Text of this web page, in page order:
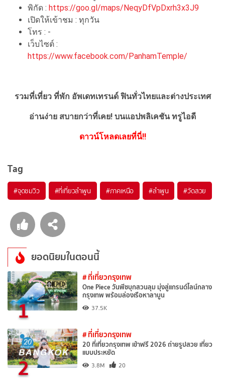
พิกัด : https://goo.gl/maps/NeqyDfVpDxrh3x3J9
เปิดให้เข้าชม : ทุกวัน
โทร : -
เว็บไซต์ :
https://www.facebook.com/PanhamTemple/
รวมที่เที่ยว ที่พัก อัพเดทเทรนด์ ฟินทั่วไทยและต่างประเทศ
อ่านง่าย สบายกว่าที่เคย! บนแอปพลิเคชัน ทรูไอดี
ดาวน์โหลดเลยที่นี่!!
Tag
#จุดชมวิว #ที่เที่ยวลำพูน #ภาคเหนือ #ลำพูน #วัดสวย
ยอดนิยมในตอนนี้
1
# ที่เที่ยวกรุงเทพ
One Piece วันพีซบุกสวนลุม มุ่งสู่แกรนด์ไลน์กลาง
กรุงเทพ พร้อมล่องเรือหาลาบูน
37.5K
2
# ที่เที่ยวกรุงเทพ
20 ที่เที่ยวกรุงเทพ เข้าฟรี 2026 ถ่ายรูปสวย เที่ยว
แบบประหยัด
3.8M 20